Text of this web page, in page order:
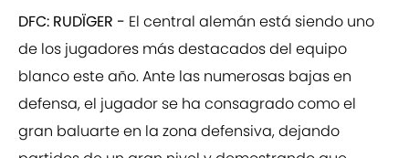
DFC: RUDÏGER - El central alemán está siendo uno
de los jugadores más destacados del equipo
blanco este año. Ante las numerosas bajas en
defensa, el jugador se ha consagrado como el
gran baluarte en la zona defensiva, dejando